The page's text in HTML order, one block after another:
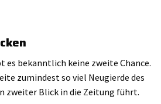
es bekanntlich keine zweite Chance.
zumindest so viel Neugierde des
zweiter Blick in die Zeitung führt.